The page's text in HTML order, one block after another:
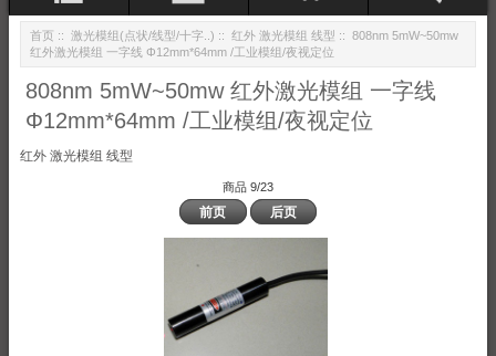
首页 :: 激光模组(点状/线型/十字..) :: 红外 激光模组 线型 :: 808nm 5mW~50mw
红外激光模组 一字线 Φ12mm*64mm /工业模组/夜视定位
808nm 5mW~50mw 红外激光模组 一字线
Φ12mm*64mm /工业模组/夜视定位
红外 激光模组 线型
商品 9/23
前页 后页